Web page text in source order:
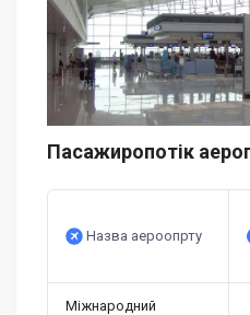
Пасажиропотік
Назва аероопрту
Міжнародний